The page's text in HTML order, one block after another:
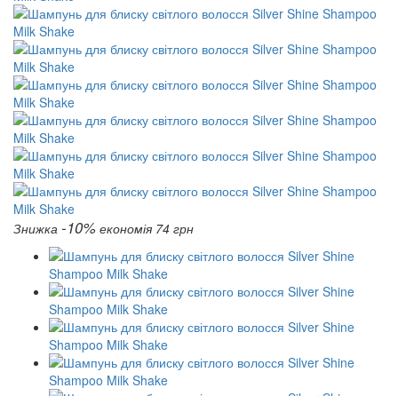
Знижка -10% економія 74 грн